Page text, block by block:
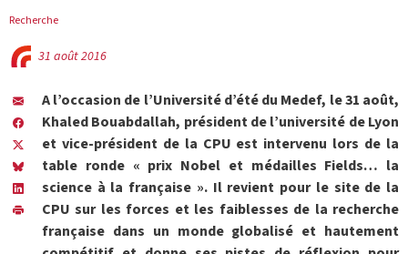
Recherche
31 août 2016
A l’occasion de l’Université d’été du Medef, le 31 août,
Khaled Bouabdallah, président de l’université de Lyon
et vice-président de la CPU est intervenu lors de la
table ronde « prix Nobel et médailles Fields… la
science à la française ». Il revient pour le site de la
CPU sur les forces et les faiblesses de la recherche
française dans un monde globalisé et hautement